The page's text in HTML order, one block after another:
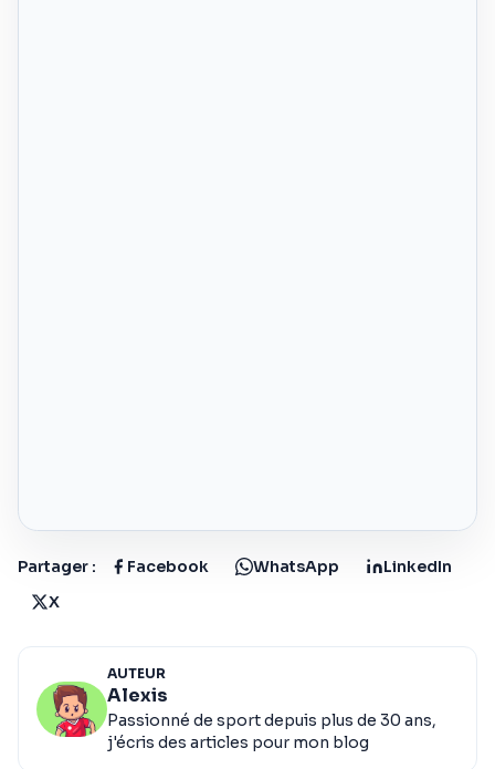
Partager : Facebook WhatsApp
LinkedIn
X
AUTEUR
Alexis
Passionné de sport depuis plus de 30 ans,
j'écris des articles pour mon blog